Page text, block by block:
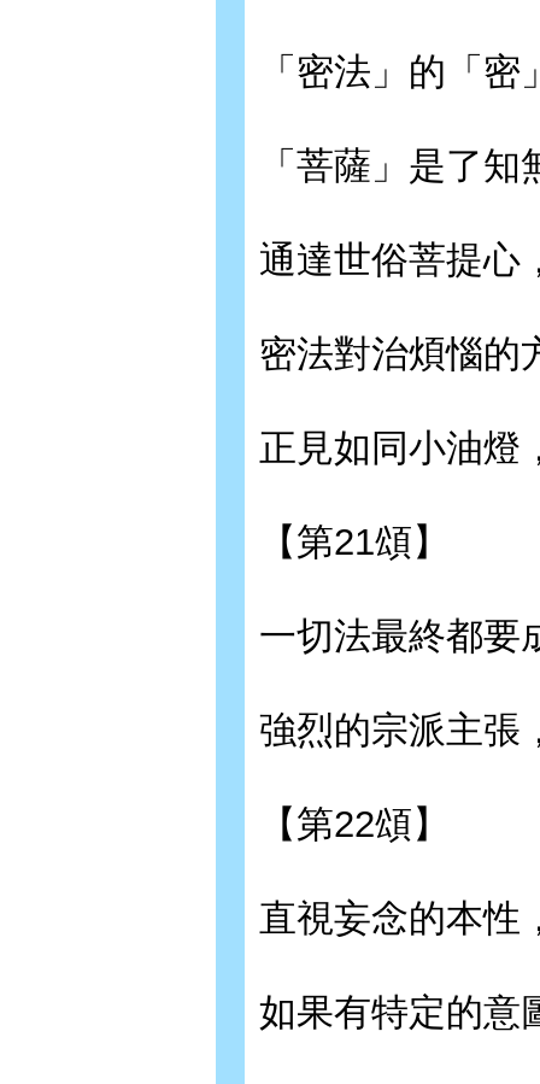
「密法」的「
「菩薩」是了
通達世俗菩提心
密法對治煩惱
正見如同小油燈
【第21頌】
一切法最終都要
強烈的宗派主張
【第22頌】
直視妄念的本性
如果有特定的意